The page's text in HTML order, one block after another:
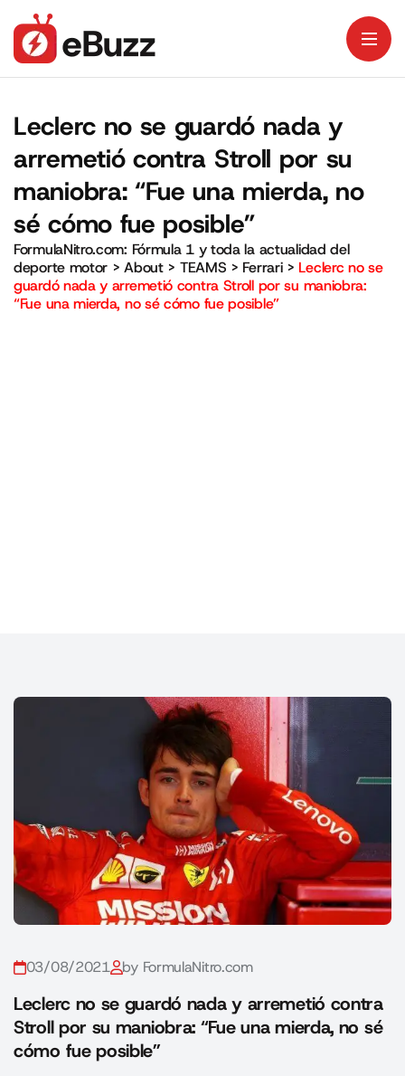
Leclerc no se guardó nada y
arremetió contra Stroll por su
maniobra: “Fue una mierda, no
sé cómo fue posible”
FormulaNitro.com: Fórmula 1 y toda la actualidad del
deporte motor >About> TEAMS > Ferrari> Leclerc no se
guardó nada y arremetió contra Stroll por su maniobra:
“Fue una mierda, no sé cómo fue posible”
03/08/2021 by FormulaNitro.com
Leclerc no se guardó nada y arremetió contra
Stroll por su maniobra: “Fue una mierda, no sé
cómo fue posible”